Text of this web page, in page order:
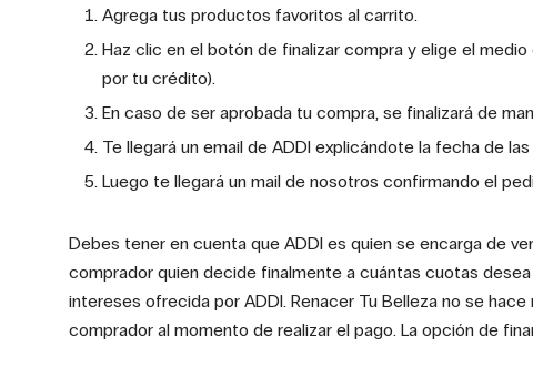
Agrega tus productos favoritos al carrito.
Haz clic en el botón de finalizar compra y elige el
por tu crédito).
En caso de ser aprobada tu compra, se finalizará de
Te llegará un email de ADDI explicándote la fecha de
Luego te llegará un mail de nosotros confirmando el
Debes tener en cuenta que ADDI es quien se encarga de
comprador quien decide finalmente a cuántas cuotas
intereses ofrecida por ADDI. Renacer Tu Belleza no se
comprador al momento de realizar el pago. La opción de